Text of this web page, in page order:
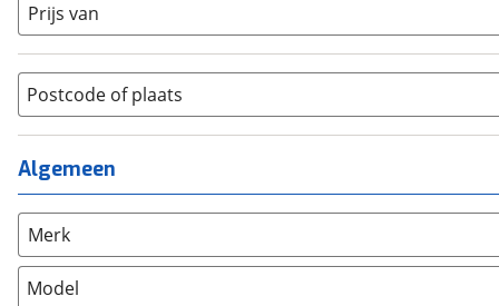
Cruiserfiets
Jeugdfiets (0)
Kinderfiets (0)
Ligfiets (0)
Mountainbike
Overig (0)
Racefiets
Stadsfiets (146)
Tandem
Heren (29)
Jongens
Lage instap (2)
Meisjes
Prijs van
Postcode of plaats
Algemeen
Merk
Model